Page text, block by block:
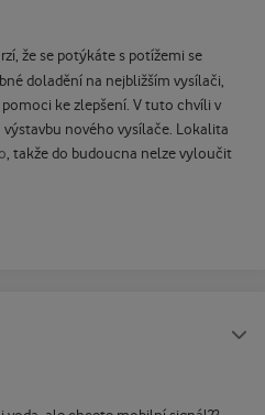
že se potýkáte s potížemi se
doladění na nejbližším vysílači,
ke zlepšení. V tuto chvíli v
nového vysílače. Lokalita
, takže do budoucna nelze vyloučit